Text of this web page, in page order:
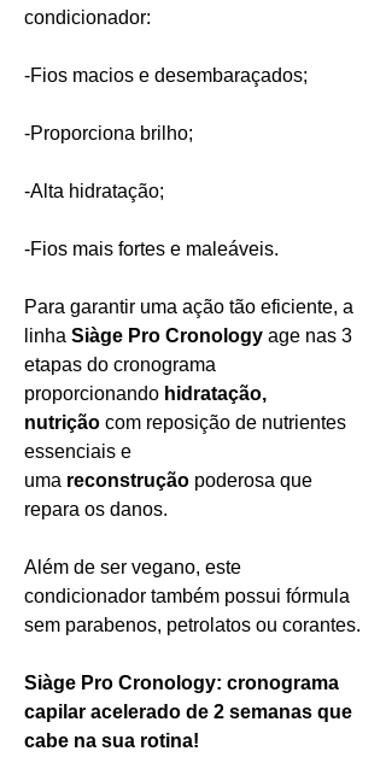
condicionador:
-Fios macios e desembaraçados;
-Proporciona brilho;
-Alta hidratação;
-Fios mais fortes e maleáveis.
Para garantir uma ação tão eficiente, a
linha Siàge Pro Cronology age nas 3
etapas do cronograma
proporcionando hidratação,
nutrição com reposição de nutrientes
essenciais e
uma reconstrução poderosa que
repara os danos.
Além de ser vegano, este
condicionador também possui fórmula
sem parabenos, petrolatos ou corantes.
Siàge Pro Cronology: cronograma
capilar acelerado de 2 semanas que
cabe na sua rotina!